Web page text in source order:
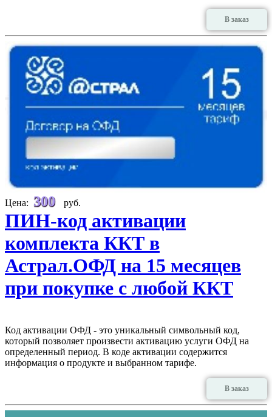
В заказ
Цена: 300 руб.
ПИН-код активации
комплекта ККТ в
Астрал.ОФД на 15 месяцев
при покупке с любой ККТ
Код активации ОФД - это уникальный символьный код,
который позволяет произвести активацию услуги ОФД на
определенный период. В коде активации содержится
информация о продукте и выбранном тарифе.
В заказ